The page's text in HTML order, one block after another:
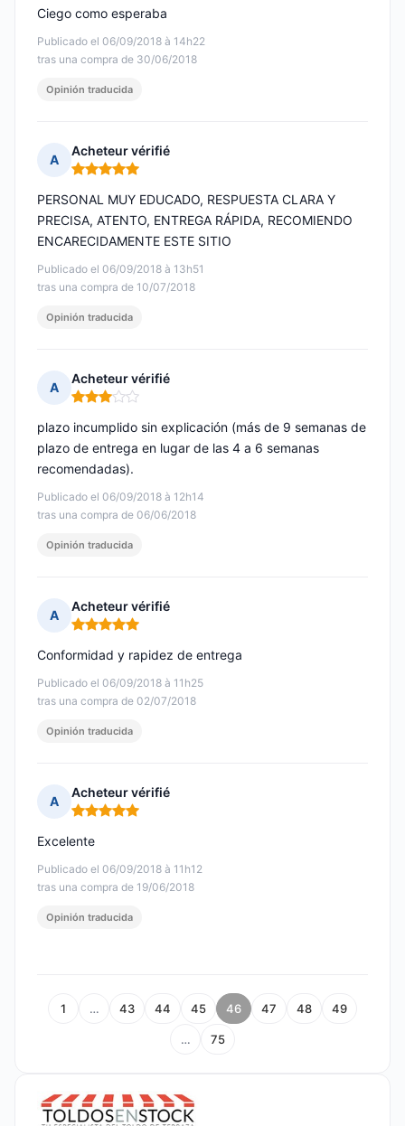
Publicado el 06/09/2018 à 14h22
tras una compra de 30/06/2018
Ciego como esperaba
Opinión traducida
A
Acheteur vérifié
Nota: 5 de 5
Publicado el 06/09/2018 à 13h51
tras una compra de 10/07/2018
PERSONAL MUY EDUCADO, RESPUESTA CLARA Y
PRECISA, ATENTO, ENTREGA RÁPIDA, RECOMIENDO
ENCARECIDAMENTE ESTE SITIO
Opinión traducida
A
Acheteur vérifié
Nota: 3 de 5
Publicado el 06/09/2018 à 12h14
tras una compra de 06/06/2018
plazo incumplido sin explicación (más de 9 semanas de
plazo de entrega en lugar de las 4 a 6 semanas
recomendadas).
Opinión traducida
A
Acheteur vérifié
Nota: 5 de 5
Publicado el 06/09/2018 à 11h25
tras una compra de 02/07/2018
Conformidad y rapidez de entrega
Opinión traducida
A
Acheteur vérifié
Nota: 5 de 5
Publicado el 06/09/2018 à 11h12
tras una compra de 19/06/2018
Excelente
Opinión traducida
1 … 43 44 45 46 47 48 49
… 75